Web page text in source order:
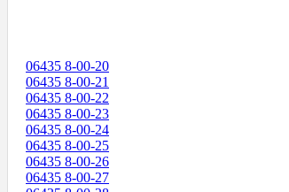
06435 8-00-20
06435 8-00-21
06435 8-00-22
06435 8-00-23
06435 8-00-24
06435 8-00-25
06435 8-00-26
06435 8-00-27